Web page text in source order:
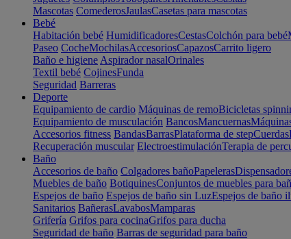
Mascotas ComederosJaulasCasetas para mascotas
Bebé
Habitación bebé HumidificadoresCestasColchón para bebé
Paseo CocheMochilasAccesoriosCapazosCarrito ligero
Baño e higiene Aspirador nasalOrinales
Textil bebé CojinesFunda
Seguridad Barreras
Deporte
Equipamiento de cardio Máquinas de remoBicicletas
Equipamiento de musculación BancosMancuernas
Accesorios fitness BandasBarrasPlataforma de stepCuerdas
Recuperación muscular ElectroestimulaciónTerapia de
Baño
Accesorios de baño Colgadores bañoPapeleras
Muebles de baño BotiquinesConjuntos de muebles para
Espejos de baño Espejos de baño sin LuzEspejos de baño
Sanitarios BañerasLavabosMamparas
Grifería Grifos para cocinaGrifos para ducha
Seguridad de baño Barras de seguridad para baño